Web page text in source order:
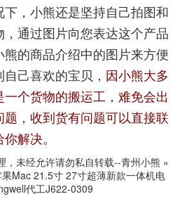
，小熊还是坚持自己拍图和
通过图片向您表达这个产品
的商品介绍中的图片来方便
己喜欢的宝贝， 因小熊大多
个货物的搬运工，难免会出
，收到货有问题可以直接联
解决。
，未经允许请勿私自转载--青州小熊 »
Mac 21.5寸 27寸超薄新款一体机电
代工J622-0309